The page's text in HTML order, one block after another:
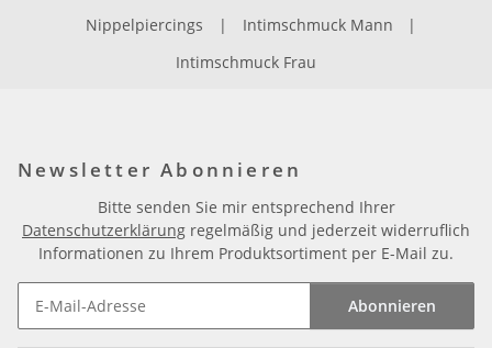
Nippelpiercings
| Intimschmuck Mann
|
Intimschmuck Frau
Newsletter Abonnieren
Bitte senden Sie mir entsprechend Ihrer
Datenschutzerklärung regelmäßig und jederzeit widerruflich
Informationen zu Ihrem Produktsortiment per E-Mail zu.
Abonnieren